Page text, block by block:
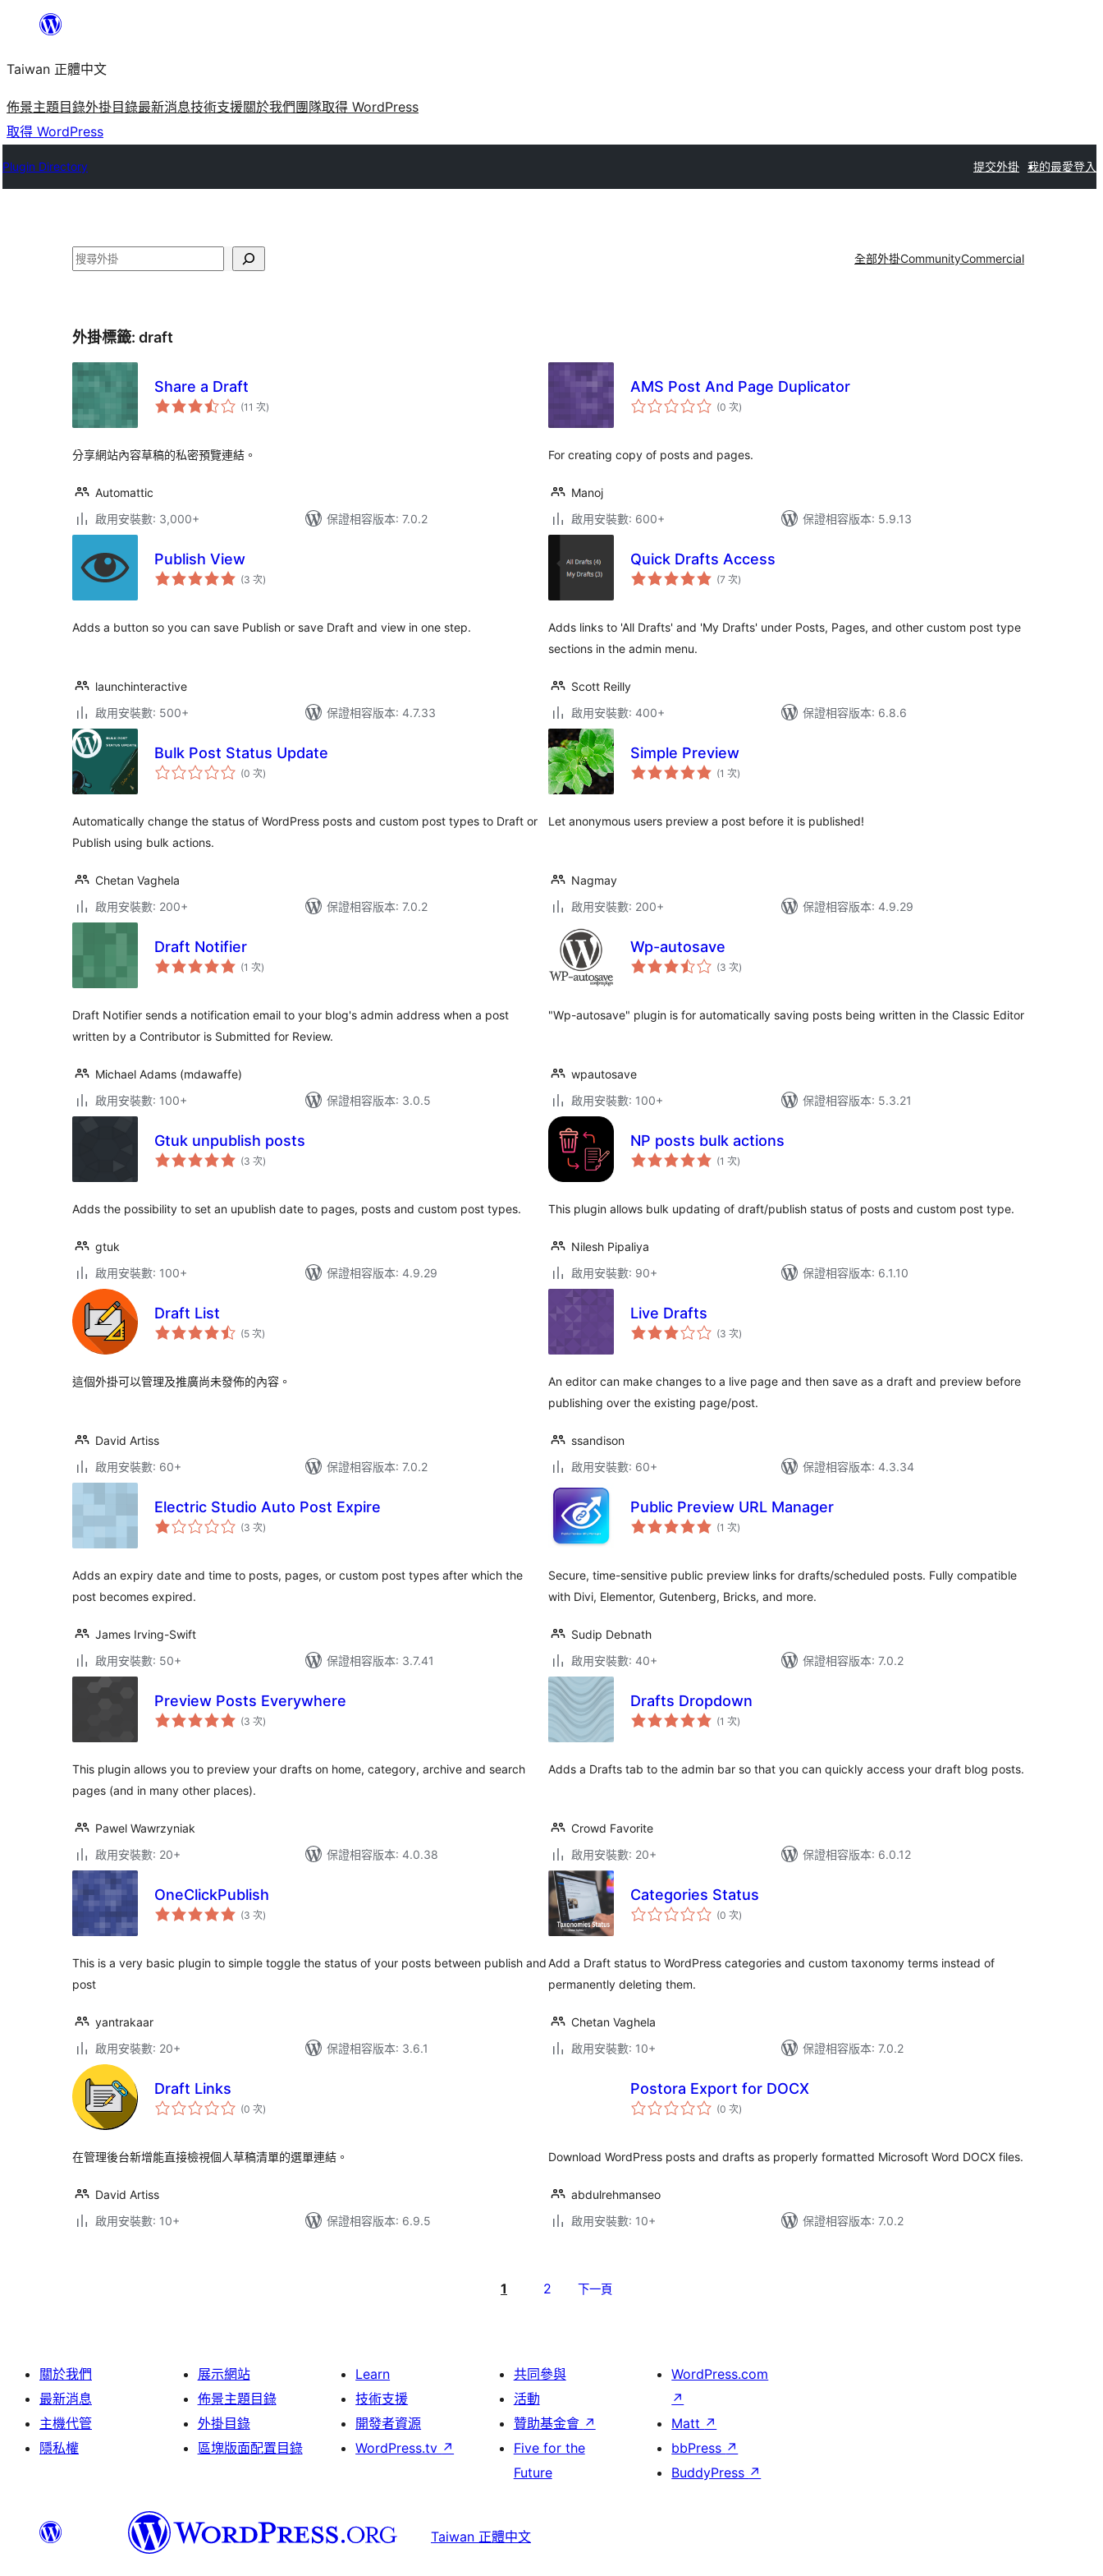
主
要
內
容
Taiwan 正體中文
佈景主題目錄外掛目錄最新消息技術支援關於我們 團隊取得 WordPress
取得 WordPress
Plugin Directory 提交外掛 我的最愛登入
搜
全部外掛CommunityCommercial
外掛標籤: draft
Share a Draft
(11 次評
分)
分享網站內容草稿的私密預覽連結。
Automattic
啟用安裝數: 3,000+
保證相容版本: 7.0.2
AMS Post And Page Duplicator
(0 次評
分)
For creating copy of posts and pages.
Manoj
啟用安裝數: 600+
保證相容版本: 5.9.13
Publish View
(3 次評
分)
Adds a button so you can save Publish or save Draft and view in one step.
launchinteractive
啟用安裝數: 500+
保證相容版本: 4.7.33
Quick Drafts Access
(7 次評
分)
Adds links to 'All Drafts' and 'My Drafts' under Posts, Pages, and other custom post type
sections in the admin menu.
Scott Reilly
啟用安裝數: 400+
保證相容版本: 6.8.6
Bulk Post Status Update
(0 次評
分)
Automatically change the status of WordPress posts and custom post types to Draft or
Publish using bulk actions.
Chetan Vaghela
啟用安裝數: 200+
保證相容版本: 7.0.2
Simple Preview
(1 次評
分)
Let anonymous users preview a post before it is published!
Nagmay
啟用安裝數: 200+
保證相容版本: 4.9.29
Draft Notifier
(1 次評
分)
Draft Notifier sends a notification email to your blog's admin address when a post
written by a Contributor is Submitted for Review.
Michael Adams (mdawaffe)
啟用安裝數: 100+
保證相容版本: 3.0.5
Wp-autosave
(3 次評
分)
"Wp-autosave" plugin is for automatically saving posts being written in the Classic Editor
wpautosave
啟用安裝數: 100+
保證相容版本: 5.3.21
Gtuk unpublish posts
(3 次評
分)
Adds the possibility to set an upublish date to pages, posts and custom post types.
gtuk
啟用安裝數: 100+
保證相容版本: 4.9.29
NP posts bulk actions
(1 次評
分)
This plugin allows bulk updating of draft/publish status of posts and custom post type.
Nilesh Pipaliya
啟用安裝數: 90+
保證相容版本: 6.1.10
Draft List
(5 次評
分)
這個外掛可以管理及推廣尚未發佈的內容。
David Artiss
啟用安裝數: 60+
保證相容版本: 7.0.2
Live Drafts
(3 次評
分)
An editor can make changes to a live page and then save as a draft and preview before
publishing over the existing page/post.
ssandison
啟用安裝數: 60+
保證相容版本: 4.3.34
Electric Studio Auto Post Expire
(3 次評
分)
Adds an expiry date and time to posts, pages, or custom post types after which the
post becomes expired.
James Irving-Swift
啟用安裝數: 50+
保證相容版本: 3.7.41
Public Preview URL Manager
(1 次評
分)
Secure, time-sensitive public preview links for drafts/scheduled posts. Fully compatible
with Divi, Elementor, Gutenberg, Bricks, and more.
Sudip Debnath
啟用安裝數: 40+
保證相容版本: 7.0.2
Preview Posts Everywhere
(3 次評
分)
This plugin allows you to preview your drafts on home, category, archive and search
pages (and in many other places).
Pawel Wawrzyniak
啟用安裝數: 20+
保證相容版本: 4.0.38
Drafts Dropdown
(1 次評
分)
Adds a Drafts tab to the admin bar so that you can quickly access your draft blog posts.
Crowd Favorite
啟用安裝數: 20+
保證相容版本: 6.0.12
OneClickPublish
(3 次評
分)
This is a very basic plugin to simple toggle the status of your posts between publish and
post
yantrakaar
啟用安裝數: 20+
保證相容版本: 3.6.1
Categories Status
(0 次評
分)
Add a Draft status to WordPress categories and custom taxonomy terms instead of
permanently deleting them.
Chetan Vaghela
啟用安裝數: 10+
保證相容版本: 7.0.2
Draft Links
(0 次評
分)
在管理後台新增能直接檢視個人草稿清單的選單連結。
David Artiss
啟用安裝數: 10+
保證相容版本: 6.9.5
Postora Export for DOCX
(0 次評
分)
Download WordPress posts and drafts as properly formatted Microsoft Word DOCX files.
abdulrehmanseo
啟用安裝數: 10+
保證相容版本: 7.0.2
1 2 下一頁
關於我們
最新消息
主機代管
隱私權
展示網站
佈景主題目錄
外掛目錄
區塊版面配置目錄
Learn
技術支援
開發者資源
WordPress.tv ↗
共同參與
活動
贊助基金會 ↗
Five for the
Future
WordPress.com
↗
Matt ↗
bbPress ↗
BuddyPress ↗
Taiwan 正體中文